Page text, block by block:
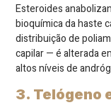
Esteroides
bioquímica da haste
distribuição de
capilar — é alterada
altos níveis de
3. Telógeno